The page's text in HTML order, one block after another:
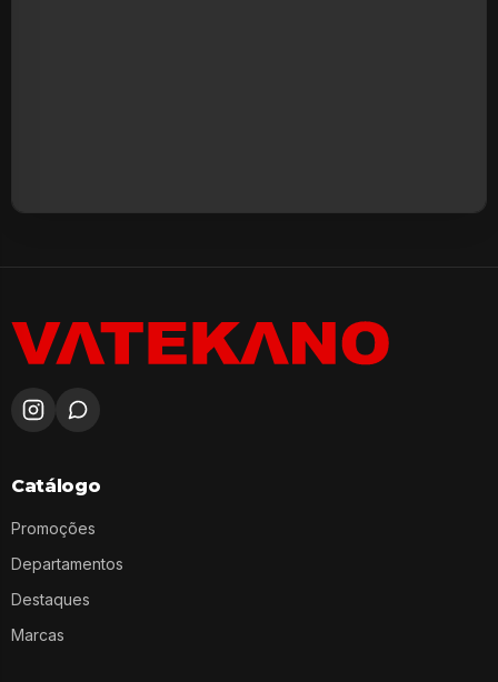
Catálogo
Promoções
Departamentos
Destaques
Marcas